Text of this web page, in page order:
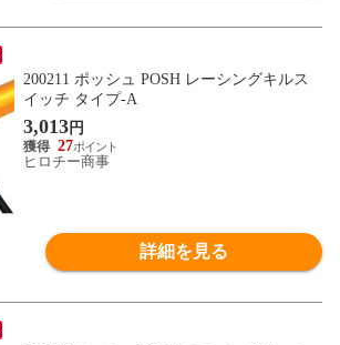
200211 ポッシュ POSH レーシングキルス
イッチ タイプ-A
3,013円
27
ヒロチー商事
詳細を見る